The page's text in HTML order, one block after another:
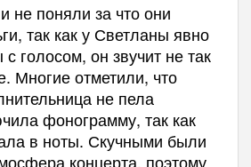
не поняли за что они
так как у Светланы явно
голосом, он звучит не так
Многие отметили, что
не пела
фонограмму, так как
в ноты. Скучными были
концерта, поэтому